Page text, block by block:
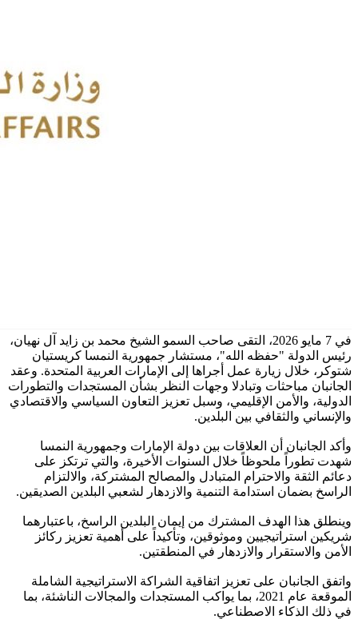
في 7 مايو 2026، التقى صاحب السمو الشيخ محمد بن زايد آل نهيان،
رئيس الدولة "حفظه الله"، مستشار جمهورية النمسا كريستيان
شتوكر، خلال زيارة عمل أجراها إلى الإمارات العربية المتحدة. وعقد
الجانبان مباحثات وتبادلا وجهات النظر بشأن المستجدات والتطورات
الدولية، والأمن الإقليمي، وسبل تعزيز التعاون السياسي والاقتصادي
والإنساني والثقافي بين البلدين.
وأكد الجانبان أن العلاقات بين دولة الإمارات وجمهورية النمسا
شهدت تطوراً ملحوظاً خلال السنوات الأخيرة، والتي ترتكز على
دعائم الثقة والاحترام المتبادل والمصالح المشتركة، والالتزام
الراسخ بضمان استدامة التنمية والازدهار لشعبي البلدين الصديقين.
وينطلق هذا الهدف المشترك من إيمان البلدين الراسخ، باعتبارهما
شريكين استراتيجيين وموثوقين، وتأكيداً على أهمية تعزيز ركائز
الأمن والاستقرار والازدهار في المنطقتين.
واتفق الجانبان على تعزيز اتفاقية الشراكة الاستراتيجية الشاملة
الموقعة عام 2021، بما يواكب المستجدات والمجالات الناشئة، بما
في ذلك الذكاء الاصطناعي.